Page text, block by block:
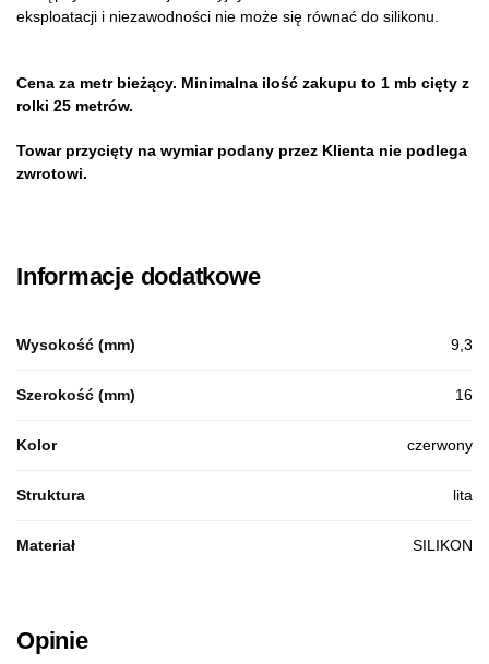
eksploatacji i niezawodności nie może się równać do silikonu.
Cena za metr bieżący. Minimalna ilość zakupu to 1 mb cięty z
rolki 25 metrów.
Towar przycięty na wymiar podany przez Klienta nie podlega
zwrotowi.
Informacje dodatkowe
Wysokość (mm) 9,3
Szerokość (mm) 16
Kolor czerwony
Struktura lita
Materiał SILIKON
Opinie